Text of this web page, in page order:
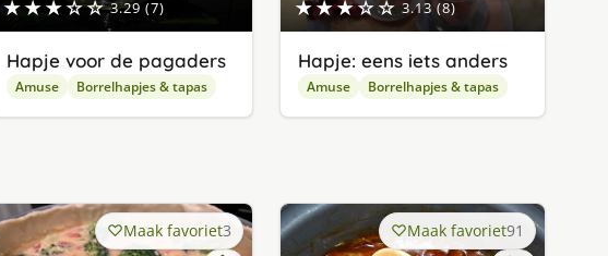
★★★☆☆ 3.29 (7)
Hapje voor de pagaders
Amuse Borrelhapjes & tapas
★★★☆☆ 3.13 (8)
Hapje: eens iets anders
Amuse Borrelhapjes & tapas
Maak favoriet3 Maak favoriet91